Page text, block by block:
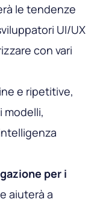
le tendenze
UI/UX
con vari
e ripetitive,
modelli,
per i
aiuterà a